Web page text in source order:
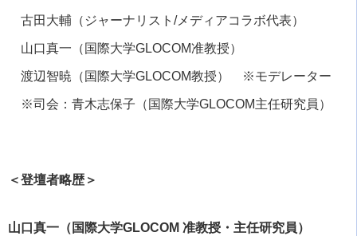
古田大輔（ジャーナリスト /メディアコラボ代表）
山口真一（国際大学GLOCOM准教授）
渡辺智暁（国際大学GLOCOM教授） ※モデレーター
※司会：青木志保子（国際大学GLOCOM主任研究員）
＜登壇者略歴＞
山口真一（国際大学GLOCOM 准教授・主任研究員）